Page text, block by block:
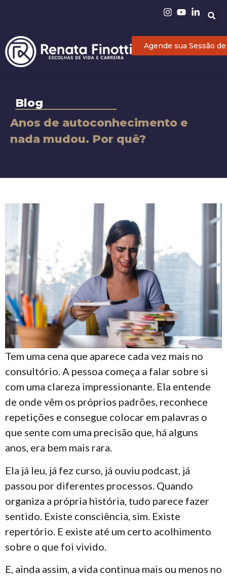
Agende sua Sessão
Blog
Anos de autoconhecimento e
nada mudou. Por quê?
Tem uma cena que aparece cada vez mais no
consultório. A pessoa começa a falar sobre si
com uma clareza impressionante. Ela entende
de onde vêm os próprios padrões, reconhece
repetições e consegue colocar em palavras o
que sente com uma precisão que, há alguns
anos, era bem mais rara.
Ela já leu, já fez curso, já ouviu podcast, já
passou por diferentes processos. Quando
organiza a própria história, tudo parece fazer
sentido. Existe consciência, sim. Existe
repertório. E existe até um certo acolhimento
sobre o que foi vivido.
E, ainda assim, a vida continua mais ou menos no